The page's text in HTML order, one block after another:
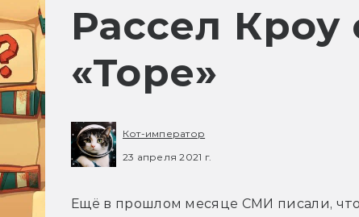
Рассел Кроу
«Торе»
Кот-император
23 апреля 2021 г.
Ещё в прошлом месяце СМИ писали,